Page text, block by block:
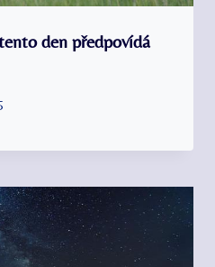
den předpovídá